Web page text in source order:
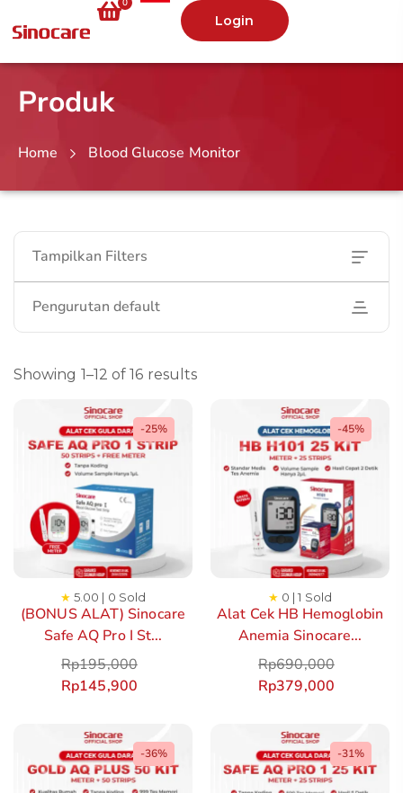
0
Login
Produk
Home Blood Glucose Monitor
Tampilkan Filters
Pengurutan default
Showing 1–12 of 16 results
-25%
(BONUS ALAT) Sinocare
Safe AQ Pro I St...
★5.00 | 0 Sold
Rp195,000
Rp145,900
-45%
Alat Cek HB Hemoglobin
Anemia Sinocare...
★ 0 | 1 Sold
Rp690,000
Rp379,000
-36% -31%